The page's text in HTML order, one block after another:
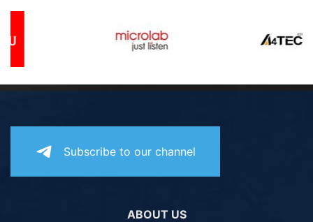
Subscribe to our channel
ABOUT US